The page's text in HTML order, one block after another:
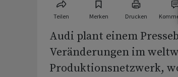
Teilen Merken Drucken
Audi plant einem
Veränderungen im
Produktionsnetzwerk,